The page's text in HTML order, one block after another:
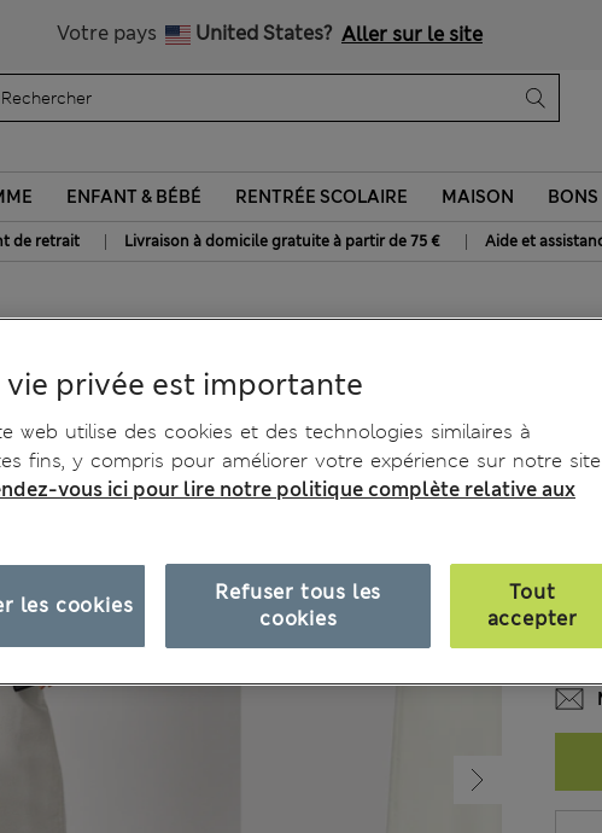
Votre pays United States? Aller sur le site
ENFANT & BÉBÉ RENTRÉE SCOLAIRE MAISON BONS
de retrait | Livraison à domicile gratuite à partir de 75 € | Aide et
vie privée est importante
web utilise des cookies et des technologies similaires à
fins, y compris pour améliorer votre expérience sur notre site
vous ici pour lire notre politique complète relative aux
Refuser tous les
cookies
Tout
accepter
les cookies